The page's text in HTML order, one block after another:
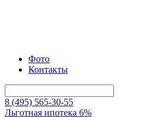
Фото
Контакты
8 (495) 565-30-55
Льготная ипотека 6%